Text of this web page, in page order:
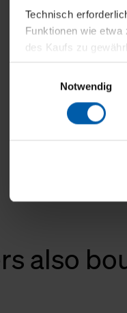
Technisch
Funktionen wie
des Kaufs zu
Für die Darstellung
sowie für
personenbezogene
Klicken Sie auf
verwenden dürfen.
Menüpunkt
widerrufen. Der
Notwendig
also